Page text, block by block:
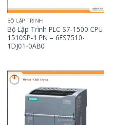
BỘ LẬP TRÌNH
Bộ Lập Trình PLC S7-1500 CPU
1510SP-1 PN – 6ES7510-
1DJ01-0AB0